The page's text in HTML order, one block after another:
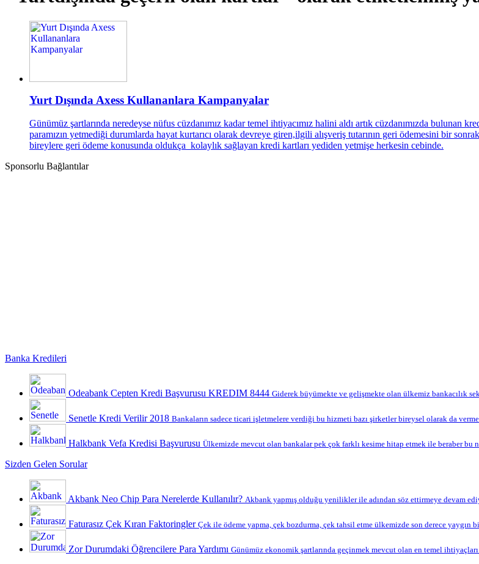
Yurt Dışında Axess Kullananlara Kampanyalar
Günümüz şartlarında neredeyse nüfus cüzdanımız kadar temel ihtiyacımız halini aldı artık cüzdanımızda
paramızın yetmediği durumlarda hayat kurtarıcı olarak devreye giren,ilgili alışveriş tutarının geri ödemesini bir
bireylere geri ödeme konusunda oldukça kolaylık sağlayan kredi kartları yediden yetmişe herkesin cebinde.
Sponsorlu Bağlantılar
Banka Kredileri
Odeabank Cepten Kredi Başvurusu KREDIM 8444 Giderek büyümekte ve gelişmekte olan ülkemiz bankacılık
Senetle Kredi Verilir 2018 Bankaların sadece ticari işletmelere verdiği bu hizmeti bazı şirketler bireysel olarak da
Halkbank Vefa Kredisi Başvurusu Ülkemizde mevcut olan bankalar pek çok farklı kesime hitap etmek ile beraber bu
Sizden Gelen Sorular
Akbank Neo Chip Para Nerelerde Kullanılır? Akbank yapmış olduğu yenilikler ile adından söz ettirmeye devam
Faturasız Çek Kıran Faktoringler Çek ile ödeme yapma, çek bozdurma, çek tahsil etme ülkemizde son derece yaygın
Zor Durumdaki Öğrencilere Para Yardımı Günümüz ekonomik şartlarında geçinmek mevcut olan en temel